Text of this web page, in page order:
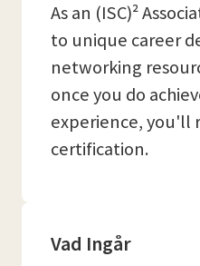
As an (ISC)²
to unique career
networking
once you do
experience, you'll
certification.
Vad Ingår